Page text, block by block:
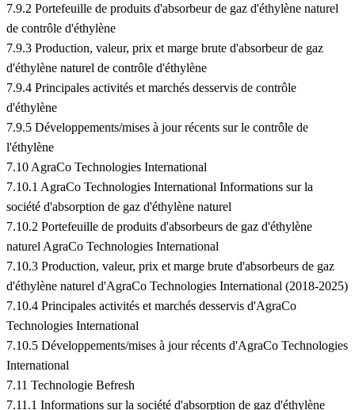
7.9.2 Portefeuille de produits d'absorbeur de gaz d'éthylène naturel
de contrôle d'éthylène
7.9.3 Production, valeur, prix et marge brute d'absorbeur de gaz
d'éthylène naturel de contrôle d'éthylène
7.9.4 Principales activités et marchés desservis de contrôle
d'éthylène
7.9.5 Développements/mises à jour récents sur le contrôle de
l'éthylène
7.10 AgraCo Technologies International
7.10.1 AgraCo Technologies International Informations sur la
société d'absorption de gaz d'éthylène naturel
7.10.2 Portefeuille de produits d'absorbeurs de gaz d'éthylène
naturel AgraCo Technologies International
7.10.3 Production, valeur, prix et marge brute d'absorbeurs de gaz
d'éthylène naturel d'AgraCo Technologies International (2018-2025)
7.10.4 Principales activités et marchés desservis d'AgraCo
Technologies International
7.10.5 Développements/mises à jour récents d'AgraCo Technologies
International
7.11 Technologie Befresh
7.11.1 Informations sur la société d'absorption de gaz d'éthylène